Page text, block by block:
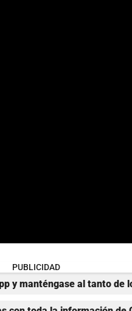
PUBLICIDAD
y manténgase al tanto de